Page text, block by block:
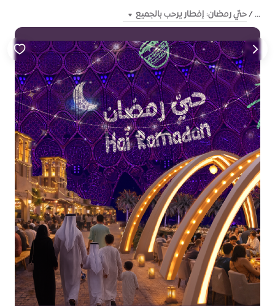
... حيّ رمضان: إفطار يرحب بالجميع